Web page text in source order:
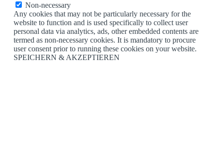
Non-necessary
Any cookies that may not be particularly necessary for the
website to function and is used specifically to collect user
personal data via analytics, ads, other embedded contents are
termed as non-necessary cookies. It is mandatory to procure
user consent prior to running these cookies on your website.
SPEICHERN & AKZEPTIEREN